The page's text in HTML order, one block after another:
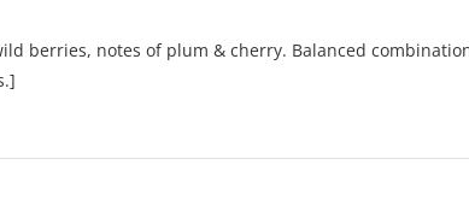
メニュー
スタムイベン
berries, notes of plum & cherry. Balanced